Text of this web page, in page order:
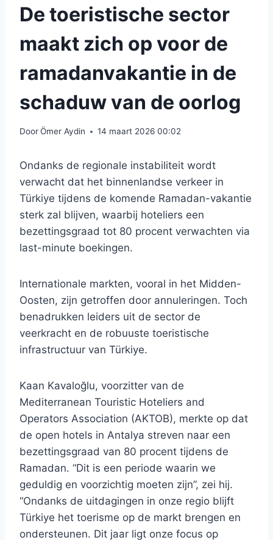
De toeristische sector
maakt zich op voor de
ramadanvakantie in de
schaduw van de oorlog
DoorÖmer Aydin 14 maart 2026 00:02
Ondanks de regionale instabiliteit wordt
verwacht dat het binnenlandse verkeer in
Türkiye tijdens de komende Ramadan-vakantie
sterk zal blijven, waarbij hoteliers een
bezettingsgraad tot 80 procent verwachten via
last-minute boekingen.
Internationale markten, vooral in het Midden-
Oosten, zijn getroffen door annuleringen. Toch
benadrukken leiders uit de sector de
veerkracht en de robuuste toeristische
infrastructuur van Türkiye.
Kaan Kavaloğlu, voorzitter van de
Mediterranean Touristic Hoteliers and
Operators Association (AKTOB), merkte op dat
de open hotels in Antalya streven naar een
bezettingsgraad van 80 procent tijdens de
Ramadan. “Dit is een periode waarin we
geduldig en voorzichtig moeten zijn”, zei hij.
“Ondanks de uitdagingen in onze regio blijft
Türkiye het toerisme op de markt brengen en
ondersteunen. Dit jaar ligt onze focus op